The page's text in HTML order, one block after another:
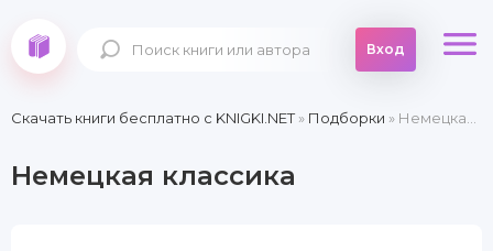
Вход
Скачать книги бесплатно c KNIGKI.NET» Подборки » Немецкая классика
Немецкая классика